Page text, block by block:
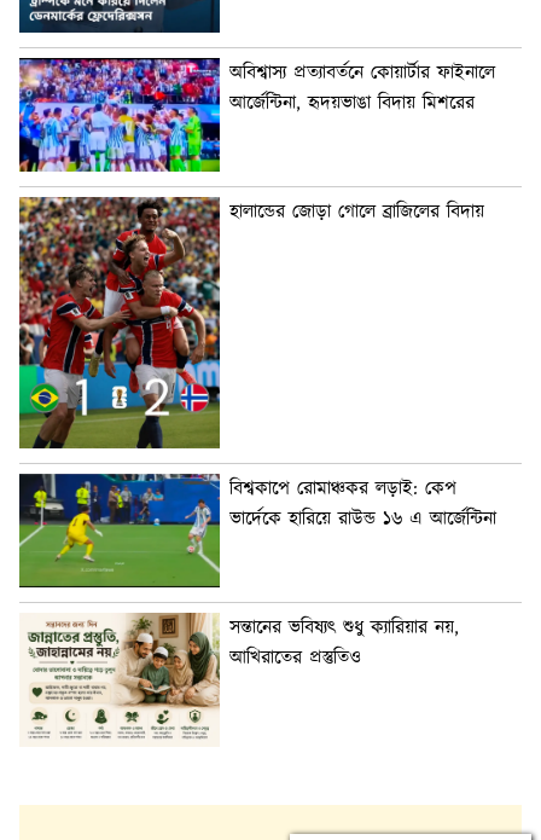
অবিশ্বাস্য প্রত্যাবর্তনে কোয়ার্টার ফাইনালে
আর্জেন্টিনা, হৃদয়ভাঙা বিদায় মিশরের
হালান্ডের জোড়া গোলে ব্রাজিলের বিদায়
বিশ্বকাপে রোমাঞ্চকর লড়াই: কেপ
ভার্দেকে হারিয়ে রাউন্ড ১৬ এ আর্জেন্টিনা
সন্তানের ভবিষ্যৎ শুধু ক্যারিয়ার নয়,
আখিরাতের প্রস্তুতিও